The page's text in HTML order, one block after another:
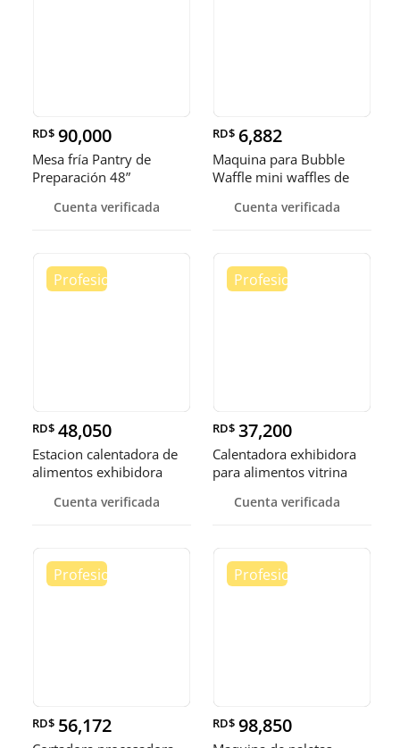
RD$ 90,000
Mesa fría Pantry de
Preparación 48”
Cuenta verificada
RD$ 6,882
Maquina para Bubble
Waffle mini waffles de
Cuenta verificada
RD$ 48,050
Estacion calentadora de
alimentos exhibidora
Cuenta verificada
RD$ 37,200
Calentadora exhibidora
para alimentos vitrina
Cuenta verificada
RD$ 56,172 RD$ 98,850